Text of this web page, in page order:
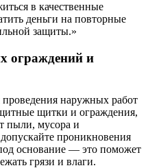
в качественные
деньги на повторные
защиты.»
ограждений и
наружных работ
щитки и ограждения,
пыли, мусора и
проникновения
основание — это поможет
грязи и влаги.